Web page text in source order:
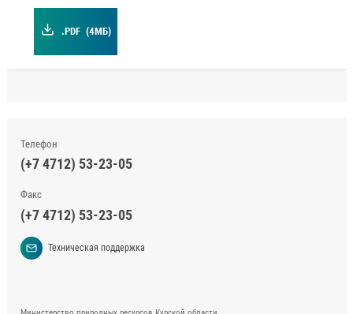
.PDF (4МБ)
Телефон
(+7 4712) 53-23-05
Факс
(+7 4712) 53-23-05
Техническая поддержка